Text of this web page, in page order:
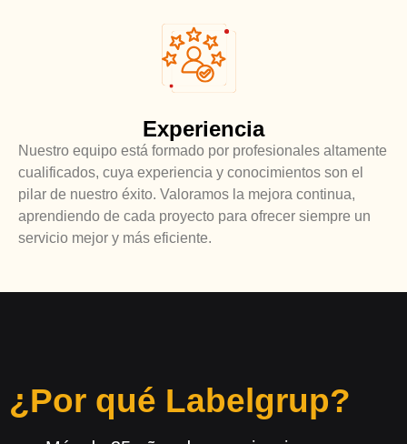
Experiencia
Nuestro equipo está formado por profesionales altamente
cualificados, cuya experiencia y conocimientos son el
pilar de nuestro éxito. Valoramos la mejora continua,
aprendiendo de cada proyecto para ofrecer siempre un
servicio mejor y más eficiente.
¿Por qué Labelgrup?